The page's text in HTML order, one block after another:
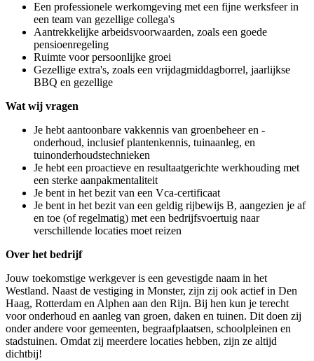
Een professionele werkomgeving met een fijne werksfeer in
een team van gezellige collega's
Aantrekkelijke arbeidsvoorwaarden, zoals een goede
pensioenregeling
Ruimte voor persoonlijke groei
Gezellige extra's, zoals een vrijdagmiddagborrel, jaarlijkse
BBQ en gezellige
Wat wij vragen
Je hebt aantoonbare vakkennis van groenbeheer en -
onderhoud, inclusief plantenkennis, tuinaanleg, en
tuinonderhoudstechnieken
Je hebt een proactieve en resultaatgerichte werkhouding met
een sterke aanpakmentaliteit
Je bent in het bezit van een Vca-certificaat
Je bent in het bezit van een geldig rijbewijs B, aangezien je af
en toe (of regelmatig) met een bedrijfsvoertuig naar
verschillende locaties moet reizen
Over het bedrijf
Jouw toekomstige werkgever is een gevestigde naam in het
Westland. Naast de vestiging in Monster, zijn zij ook actief in Den
Haag, Rotterdam en Alphen aan den Rijn. Bij hen kun je terecht
voor onderhoud en aanleg van groen, daken en tuinen. Dit doen zij
onder andere voor gemeenten, begraafplaatsen, schoolpleinen en
stadstuinen. Omdat zij meerdere locaties hebben, zijn ze altijd
dichtbij!